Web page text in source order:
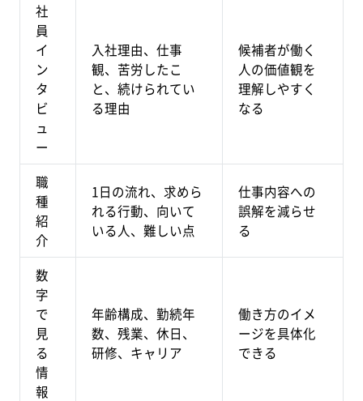
社
員
イ
ン
タ
ビ
ュ
ー
入社理由、仕事
観、苦労したこ
と、続けられてい
る理由
候補者が働く
人の価値観を
理解しやすく
なる
職
種
紹
介
1日の流れ、求めら
れる行動、向いて
いる人、難しい点
仕事内容への
誤解を減らせ
る
数
字
で
見
る
情
報
年齢構成、勤続年
数、残業、休日、
研修、キャリア
働き方のイメ
ージを具体化
できる